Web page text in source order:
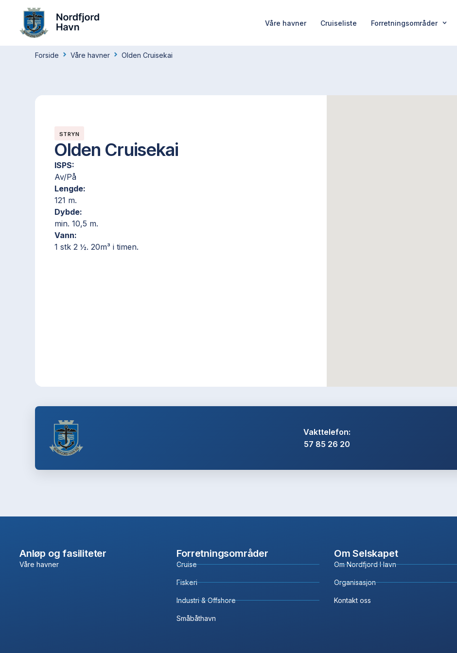
Våre havner Cruiseliste Forretningsområder
Forside Våre havner Olden Cruisekai
STRYN
Olden Cruisekai
ISPS:
Av/På
Lengde:
121 m.
Dybde:
min. 10,5 m.
Vann:
1 stk 2 ½. 20m³ i timen.
Vakttelefon:
57 85 26 20
Anløp og fasiliteter
Våre havner
Forretningsområder
Cruise
Fiskeri
Industri & Offshore
Småbåthavn
Om Selskapet
Om Nordfjord Havn
Organisasjon
Kontakt oss